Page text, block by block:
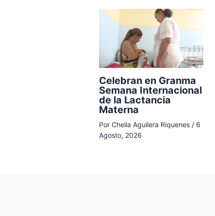
Celebran en Granma
Semana Internacional
de la Lactancia
Materna
Por Cheila Aguilera Riquenes / 6
Agosto, 2026